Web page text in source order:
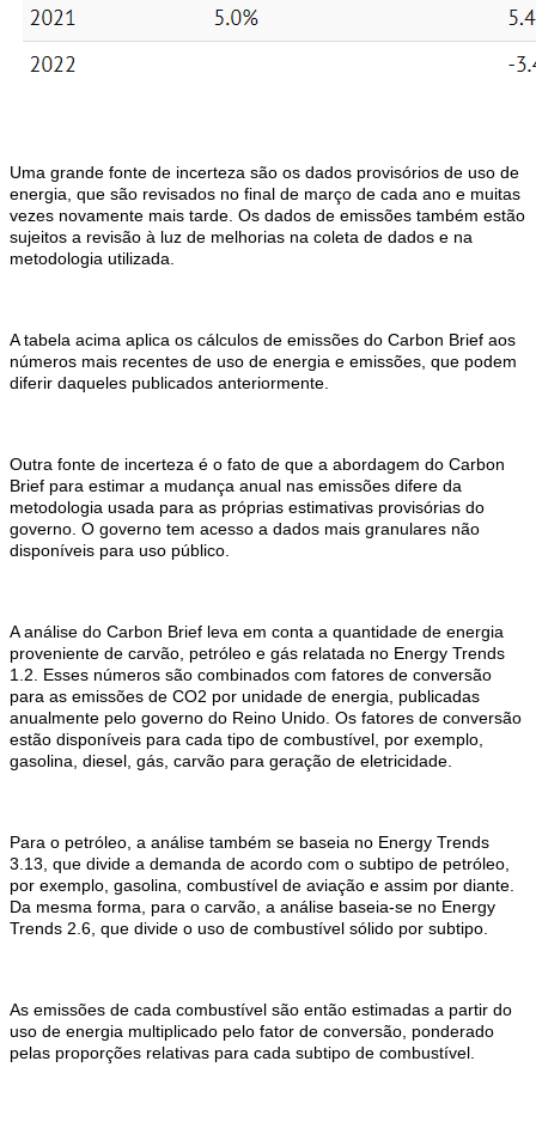
Uma grande fonte de incerteza são os dados provisórios de uso de
energia, que são revisados ​​no final de março de cada ano e muitas
vezes novamente mais tarde. Os dados de emissões também estão
sujeitos a revisão à luz de melhorias na coleta de dados e na
metodologia utilizada.
A tabela acima aplica os cálculos de emissões do Carbon Brief aos
números mais recentes de uso de energia e emissões, que podem
diferir daqueles publicados anteriormente.
Outra fonte de incerteza é o fato de que a abordagem do Carbon
Brief para estimar a mudança anual nas emissões difere da
metodologia usada para as próprias estimativas provisórias do
governo. O governo tem acesso a dados mais granulares não
disponíveis para uso público.
A análise do Carbon Brief leva em conta a quantidade de energia
proveniente de carvão, petróleo e gás relatada no Energy Trends
1.2. Esses números são combinados com fatores de conversão
para as emissões de CO2 por unidade de energia, publicadas
anualmente pelo governo do Reino Unido. Os fatores de conversão
estão disponíveis para cada tipo de combustível, por exemplo,
gasolina, diesel, gás, carvão para geração de eletricidade.
Para o petróleo, a análise também se baseia no Energy Trends
3.13, que divide a demanda de acordo com o subtipo de petróleo,
por exemplo, gasolina, combustível de aviação e assim por diante.
Da mesma forma, para o carvão, a análise baseia-se no Energy
Trends 2.6, que divide o uso de combustível sólido por subtipo.
As emissões de cada combustível são então estimadas a partir do
uso de energia multiplicado pelo fator de conversão, ponderado
pelas proporções relativas para cada subtipo de combustível.